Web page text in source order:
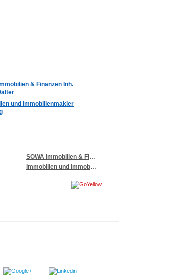
& Finanzen Inh.
und Immobilienmakler
SOWA Immobilien & Finanzen Inh. Sonja Walter
Immobilien und Immobilienmakler Neuburg